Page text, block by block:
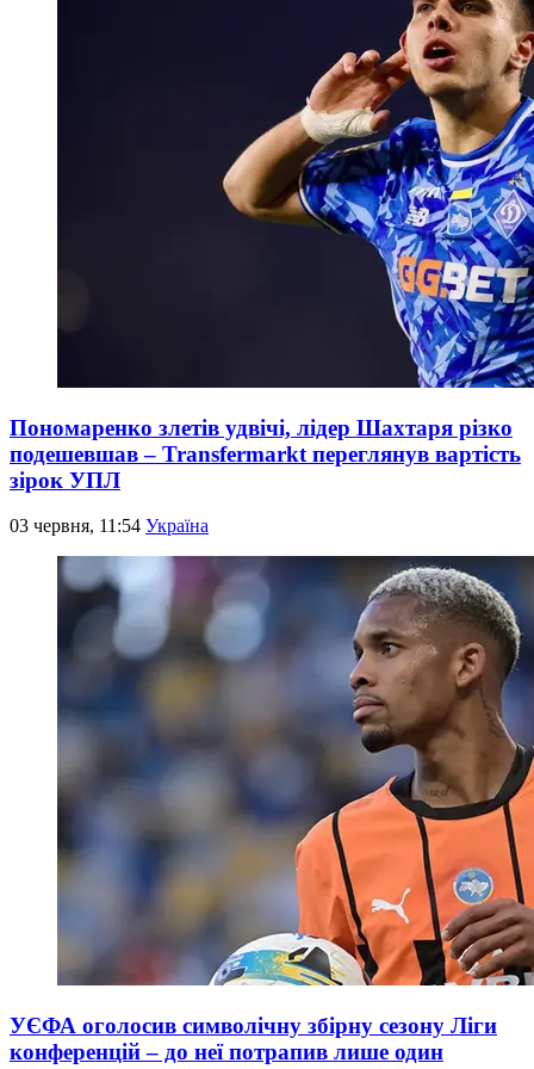
Пономаренко злетів удвічі, лідер Шахтаря різко
подешевшав – Transfermarkt переглянув вартість
зірок УПЛ
03 червня, 11:54 Україна
УЄФА оголосив символічну збірну сезону Ліги
конференцій – до неї потрапив лише один